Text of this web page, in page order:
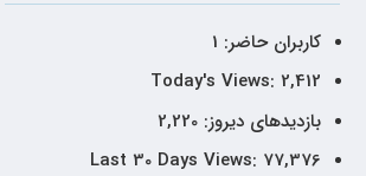
کاربران حاضر: 1
Today's Views: 2,412
بازدیدهای دیروز:2,220
Last 30 Days Views: 77,376